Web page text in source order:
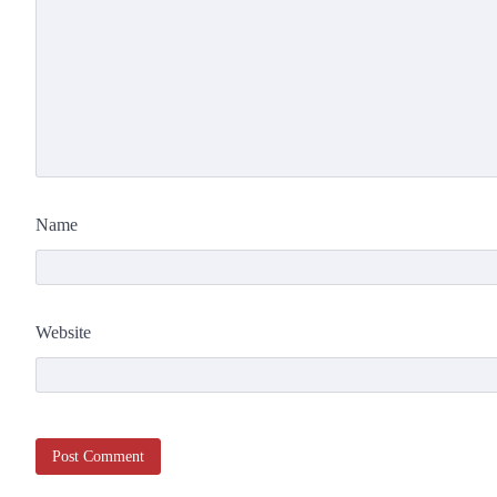
Name
Website